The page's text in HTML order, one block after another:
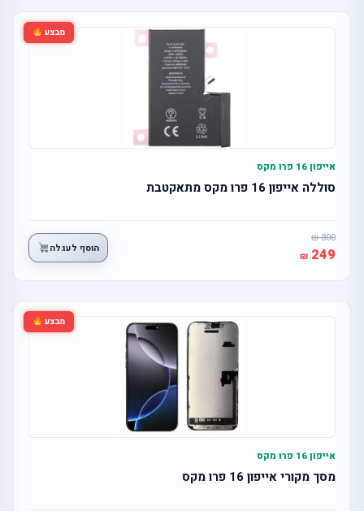
מבצע
אייפון 16 פרו מקס
סוללה אייפון 16 פרו מקס מתאקטבת
300
249 הוסף לעגלה
מבצע
אייפון 16 פרו מקס
מסך מקורי אייפון 16 פרו מקס